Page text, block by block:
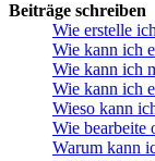
Beiträge schreiben
Wie erstelle
Wie kann ich
Wie kann ich
Wie kann ich
Wieso kann
Wie bearbeite
Warum kann